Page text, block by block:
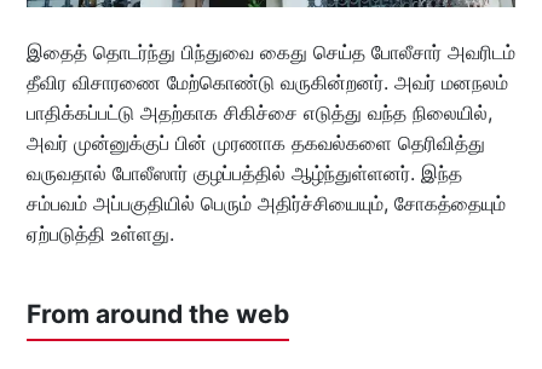
இதைத் தொடர்ந்து பிந்துவை கைது செய்த போலீசார் அவரிடம்
தீவிர விசாரணை மேற்கொண்டு வருகின்றனர். அவர் மனநலம்
பாதிக்கப்பட்டு அதற்காக சிகிச்சை எடுத்து வந்த நிலையில்,
அவர் முன்னுக்குப் பின் முரணாக தகவல்களை தெரிவித்து
வருவதால் போலீஸார் குழப்பத்தில் ஆழ்ந்துள்ளனர். இந்த
சம்பவம் அப்பகுதியில் பெரும் அதிர்ச்சியையும், சோகத்தையும்
ஏற்படுத்தி உள்ளது.
From around the web